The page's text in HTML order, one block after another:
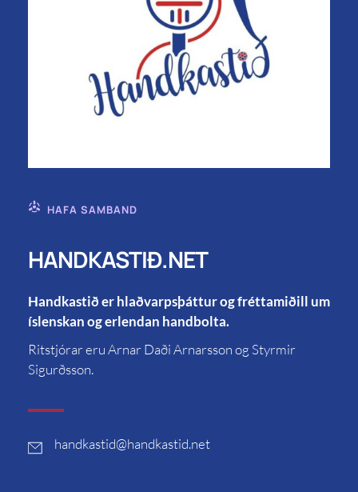
HAFA SAMBAND
HANDKASTIÐ.NET
Handkastið er hlaðvarpsþáttur og fréttamiðill um
íslenskan og erlendan handbolta.
Ritstjórar eru Arnar Daði Arnarsson og Styrmir
Sigurðsson.
handkastid@handkastid.net